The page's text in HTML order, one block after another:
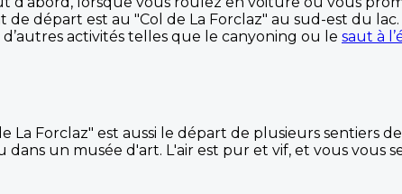
départ est au "Col de La Forclaz" au sud-est du
activités telles que le canyoning ou le saut à
Forclaz" est aussi le départ de plusieurs sentiers
un musée d'art. L'air est pur et vif, et vous vous